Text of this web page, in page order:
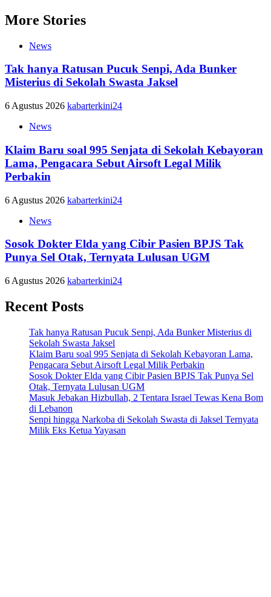
More Stories
News
Tak hanya Ratusan Pucuk Senpi, Ada Bunker
Misterius di Sekolah Swasta Jaksel
6 Agustus 2026 kabarterkini24
News
Klaim Baru soal 995 Senjata di Sekolah Kebayoran
Lama, Pengacara Sebut Airsoft Legal Milik
Perbakin
6 Agustus 2026 kabarterkini24
News
Sosok Dokter Elda yang Cibir Pasien BPJS Tak
Punya Sel Otak, Ternyata Lulusan UGM
6 Agustus 2026 kabarterkini24
Recent Posts
Tak hanya Ratusan Pucuk Senpi, Ada Bunker Misterius di
Sekolah Swasta Jaksel
Klaim Baru soal 995 Senjata di Sekolah Kebayoran Lama,
Pengacara Sebut Airsoft Legal Milik Perbakin
Sosok Dokter Elda yang Cibir Pasien BPJS Tak Punya Sel
Otak, Ternyata Lulusan UGM
Masuk Jebakan Hizbullah, 2 Tentara Israel Tewas Kena Bom
di Lebanon
Senpi hingga Narkoba di Sekolah Swasta di Jaksel Ternyata
Milik Eks Ketua Yayasan